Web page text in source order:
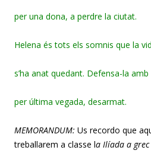
per una dona, a perdre la ciutat.
Helena és tots els somnis que la
s’ha anat quedant. Defensa-la
per última vegada, desarmat.
MEMORANDUM: Us recordo que
treballarem a classe la Ilíada a grec